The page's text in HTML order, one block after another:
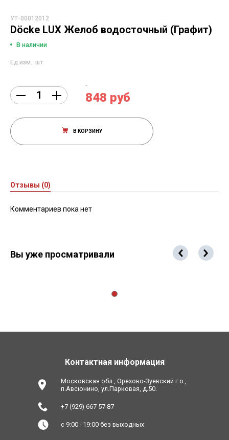
УТ-00012012
Döcke LUX Желоб водосточный (Графит)
В наличии
Ед.изм.: шт
848 руб
В КОРЗИНУ
Отзывы (0)
Комментариев пока нет
Вы уже просматривали
Контактная информация
Московская обл., Орехово-Зуевский г.о.,
п.Авсюнино, ул.Парковая, д.50.
+7 (929) 667 57-87
с 9:00 - 19:00 без выходных